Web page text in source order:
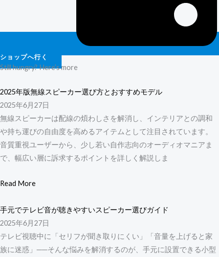
ショップへ行く
Still hungry? Here’s more
2025年版無線スピーカー選び方とおすすめモデル
2025年6月27日
無線スピーカーは配線の煩わしさを解消し、インテリアとの調和
や持ち運びの自由度を高めるアイテムとして注目されています。
音質重視ユーザーから、少し若い自作志向のオーディオマニアま
で、幅広い層に訴求するポイントを詳しく解説しま
Read More
手元でテレビ音が聴きやすいスピーカー選びガイド
2025年6月27日
テレビ視聴中に「セリフが聞き取りにくい」「音量を上げると家
族に迷惑」──そんな悩みを解消するのが、手元に設置できる小型